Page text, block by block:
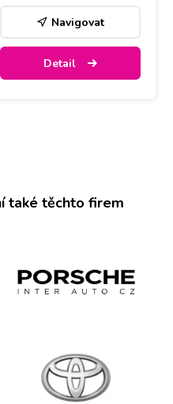
Navigovat
Detail
také těchto firem